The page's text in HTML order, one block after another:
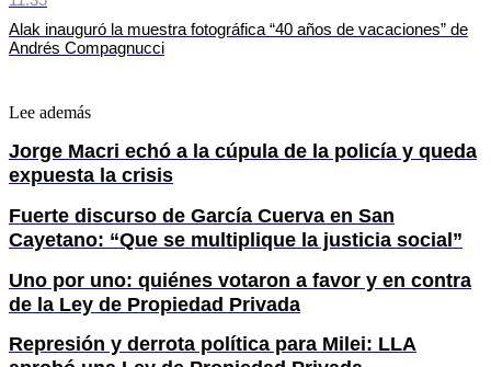
Alak inauguró la muestra fotográfica “40 años de vacaciones” de
Andrés Compagnucci
Lee además
Jorge Macri echó a la cúpula de la policía y queda
expuesta la crisis
Fuerte discurso de García Cuerva en San
Cayetano: “Que se multiplique la justicia social”
Uno por uno: quiénes votaron a favor y en contra
de la Ley de Propiedad Privada
Represión y derrota política para Milei: LLA